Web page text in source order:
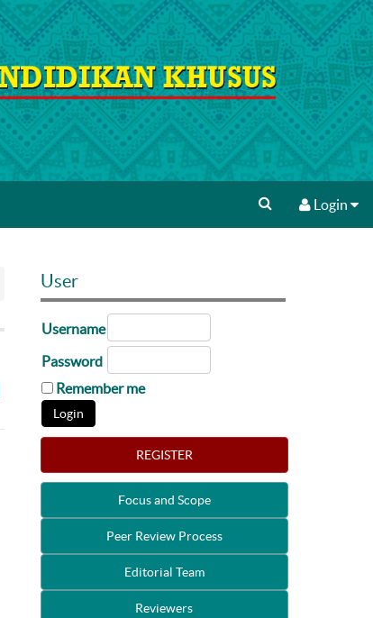
Login
User
Username
Password
Remember me
REGISTER
Focus and Scope
Peer Review Process
Editorial Team
Reviewers